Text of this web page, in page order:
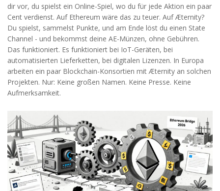
dir vor, du spielst ein Online-Spiel, wo du für jede Aktion ein paar
Cent verdienst. Auf Ethereum wäre das zu teuer. Auf Æternity?
Du spielst, sammelst Punkte, und am Ende löst du einen State
Channel - und bekommst deine AE-Münzen, ohne Gebühren.
Das funktioniert. Es funktioniert bei IoT-Geräten, bei
automatisierten Lieferketten, bei digitalen Lizenzen. In Europa
arbeiten ein paar Blockchain-Konsortien mit Æternity an solchen
Projekten. Nur: Keine großen Namen. Keine Presse. Keine
Aufmerksamkeit.